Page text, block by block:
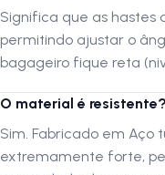
Peso:1081 gramas
Cor:Preto
Tipo de Fixação:Traseiro
Por que
O Bagageiro Zofer
carregam peso e precisam
Significa que as hastes
permitindo ajustar o
bagageiro fique reta
O material é resistente?
Sim. Fabricado em Aço
extremamente forte,